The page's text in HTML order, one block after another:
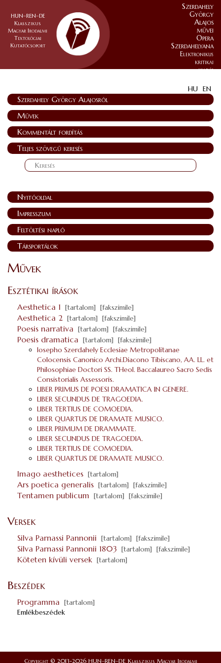
HUN–REN–DE
Klasszikus
Magyar Irodalmi
Textológiai
Kutatócsoport
Szerdahely
György
Alajos
művei
Opera
Szerdahelyana
Elektronikus
kritikai
kiadás
HU EN
Szerdahely György Alajosról
Művek
Kommentált fordítás
Teljes szövegű keresés
Nyitóoldal
Impresszum
Feltöltési napló
Társportálok
Művek
Esztétikai írások
Aesthetica 1 [tartalom] [fakszimile]
Aesthetica 2 [tartalom] [fakszimile]
Poesis narrativa [tartalom] [fakszimile]
Poesis dramatica [tartalom] [fakszimile]
Iosepho Szerdahely Ecclesiae Metropolitanae
Colocensis Canonico Archi.Diacono Tibiscano, AA. LL. et
Philosophiae Doctori SS. THeol. Baccalaureo Sacro Sedis
Consistorialis Assessoris.
LIBER PRIMUS DE POESI DRAMATICA IN GENERE.
LIBER SECUNDUS DE TRAGOEDIA.
LIBER TERTIUS DE COMOEDIA.
LIBER QUARTUS DE DRAMATE MUSICO.
LIBER PRIMUM DE DRAMMATE.
LIBER SECUNDUS DE TRAGOEDIA.
LIBER TERTIUS DE COMOEDIA.
LIBER QUARTUS DE DRAMATE MUSICO.
Imago aesthetices [tartalom]
Ars poetica generalis [tartalom] [fakszimile]
Tentamen publicum [tartalom] [fakszimile]
Versek
Silva Parnassi Pannonii [tartalom] [fakszimile]
Silva Parnassi Pannonii 1803 [tartalom] [fakszimile]
Köteten kívüli versek [tartalom]
Beszédek
Programma [tartalom]
Emlékbeszédek
Copyright © 2013-2026 HUN–REN–DE Klasszikus Magyar Irodalmi